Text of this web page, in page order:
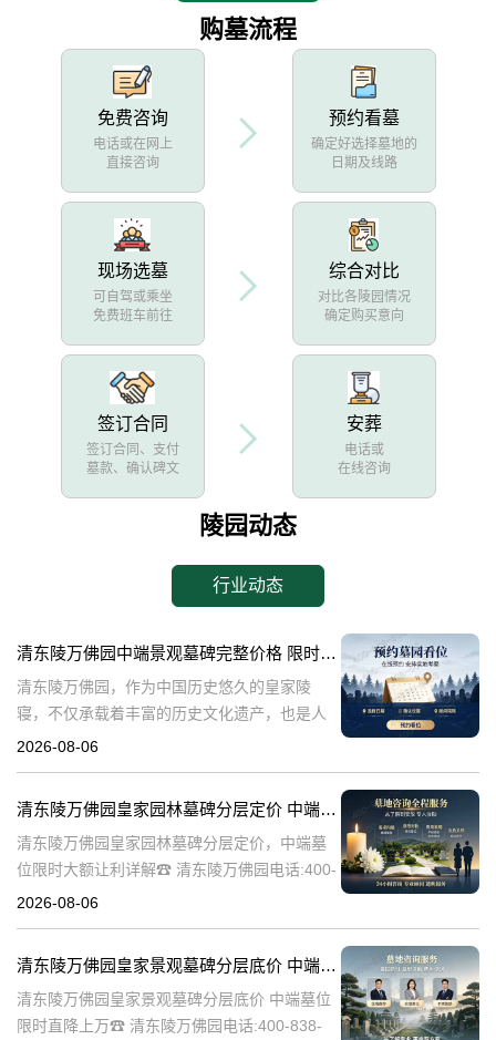
购墓流程
免费咨询
电话或在网上
直接咨询
预约看墓
确定好选择墓地的
日期及线路
现场选墓
可自驾或乘坐
免费班车前往
综合对比
对比各陵园情况
确定购买意向
签订合同
签订合同、支付
墓款、确认碑文
安葬
电话或
在线咨询
陵园动态
行业动态
清东陵万佛园中端景观墓碑完整价格 限时减免多年管理费详解
清东陵万佛园，作为中国历史悠久的皇家陵
寝，不仅承载着丰富的历史文化遗产，也是人
们缅怀先人、寄托哀思的重要场所。近年来，
清
2026-08-06
清东陵万佛园皇家园林墓碑分层定价 中端墓位限时大额让利详解
清东陵万佛园皇家园林墓碑分层定价，中端墓
位限时大额让利详解☎ 清东陵万佛园电话:400-
838-5063清东陵万佛园，作为中国历史上著名
2026-08-06
清东陵万佛园皇家景观墓碑分层底价 中端墓位限时直降上万
清东陵万佛园皇家景观墓碑分层底价 中端墓位
限时直降上万☎ 清东陵万佛园电话:400-838-